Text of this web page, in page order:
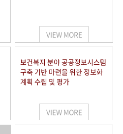
VIEW MORE
보건복지 분야 공공정보시스템
구축 기반 마련을 위한 정보화
계획 수립 및 평가
VIEW MORE